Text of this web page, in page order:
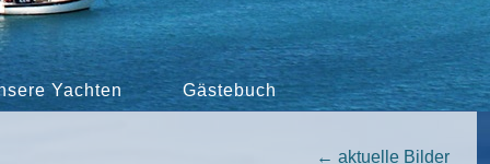
Yachten Gästebuch
← aktuelle Bilder